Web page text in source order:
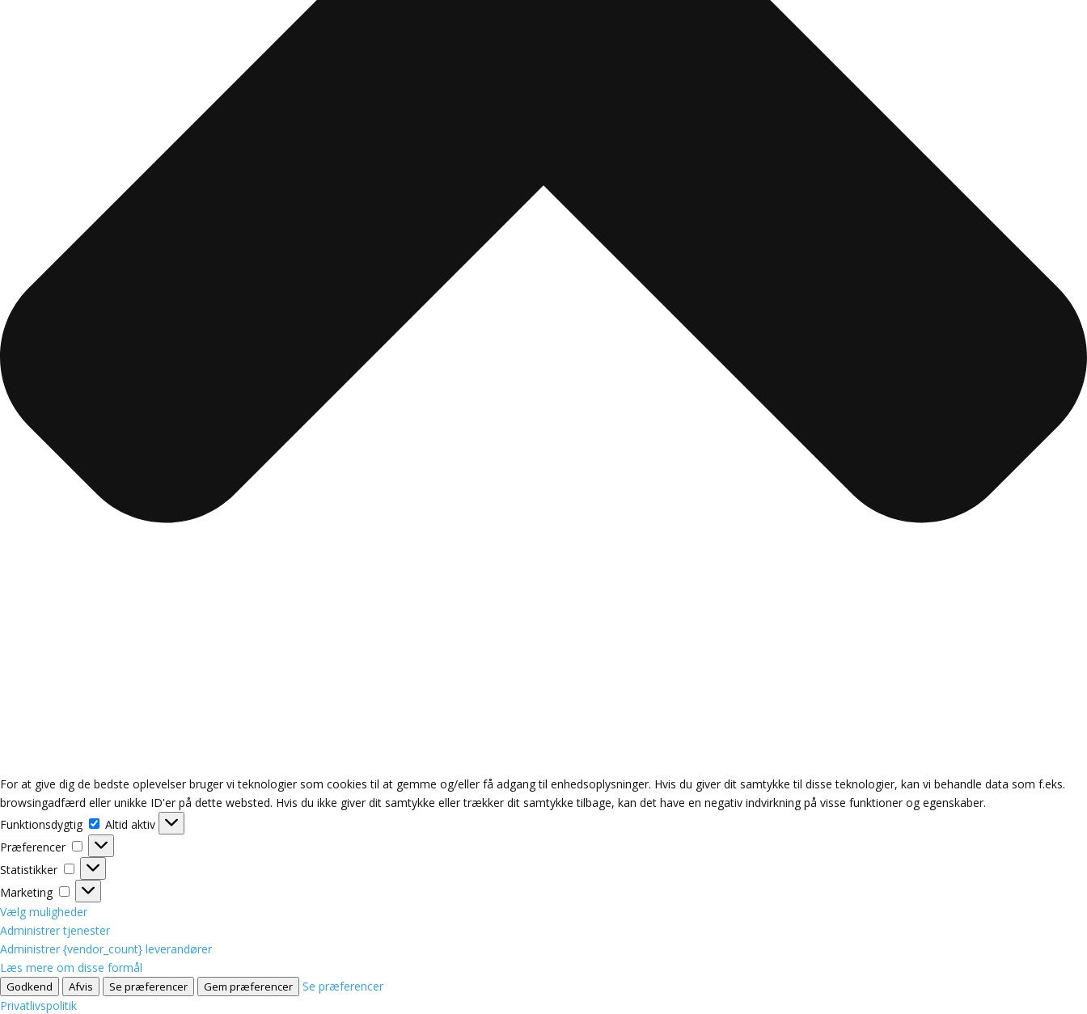
For at give dig de bedste oplevelser bruger vi teknologier som cookies til at gemme og/eller få adgang til enhedsoplysninger. Hvis du giver dit samtykke til disse teknologier, kan vi behandle data som f.eks.
browsingadfærd eller unikke ID'er på dette websted. Hvis du ikke giver dit samtykke eller trækker dit samtykke tilbage, kan det have en negativ indvirkning på visse funktioner og egenskaber.
Funktionsdygtig
Funktionsdygtig
Altid aktiv
Præferencer
Præferencer
Statistikker
Statistikker
Marketing
Marketing
Vælg muligheder
Administrer tjenester
Administrer {vendor_count} leverandører
Læs mere om disse formål
Godkend Afvis Se præferencer Gem præferencer
Se præferencer
Privatlivspolitik